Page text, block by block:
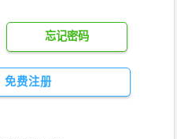
忘记密码
免费注册